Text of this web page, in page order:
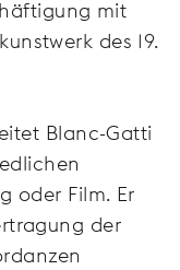
mit
des 19.
Blanc-Gatti
oder Film. Er
der